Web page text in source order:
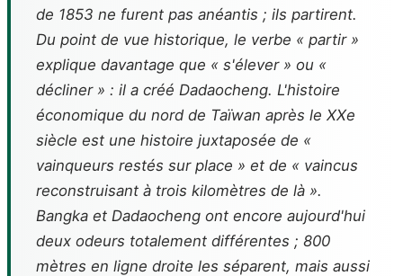
de 1853 ne furent pas anéantis ; ils partirent.
Du point de vue historique, le verbe « partir »
explique davantage que « s'élever » ou «
décliner » : il a créé Dadaocheng. L'histoire
économique du nord de Taïwan après le XXe
siècle est une histoire juxtaposée de «
vainqueurs restés sur place » et de « vaincus
reconstruisant à trois kilomètres de là ».
Bangka et Dadaocheng ont encore aujourd'hui
deux odeurs totalement différentes ; 800
mètres en ligne droite les séparent, mais aussi